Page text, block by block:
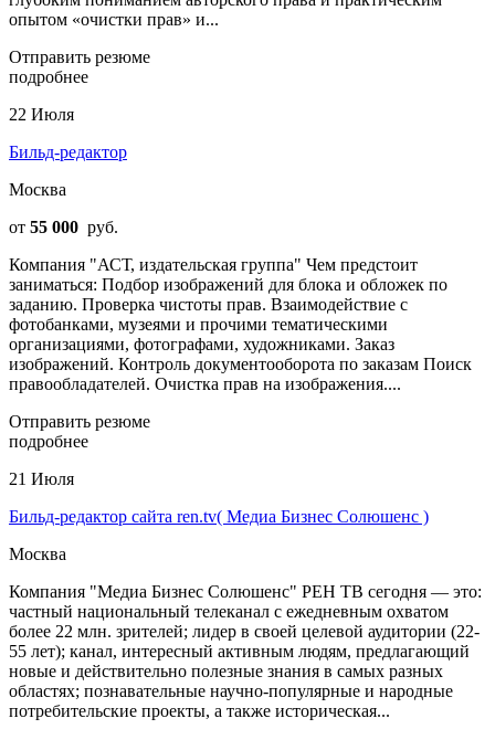
опытом «очистки прав» и...
Отправить резюме
подробнее
22 Июля
Бильд-редактор
Москва
от 55 000 руб.
Компания "АСТ, издательская группа" Чем предстоит
заниматься: Подбор изображений для блока и обложек по
заданию. Проверка чистоты прав. Взаимодействие с
фотобанками, музеями и прочими тематическими
организациями, фотографами, художниками. Заказ
изображений. Контроль документооборота по заказам Поиск
правообладателей. Очистка прав на изображения....
Отправить резюме
подробнее
21 Июля
Бильд-редактор сайта ren.tv( Медиа Бизнес Солюшенс )
Москва
Компания "Медиа Бизнес Солюшенс" РЕН ТВ сегодня — это:
частный национальный телеканал с ежедневным охватом
более 22 млн. зрителей; лидер в своей целевой аудитории (22-
55 лет); канал, интересный активным людям, предлагающий
новые и действительно полезные знания в самых разных
областях; познавательные научно-популярные и народные
потребительские проекты, а также историческая...